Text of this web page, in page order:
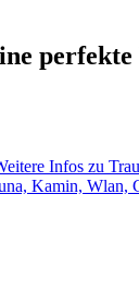
Infos zu
Kamin, Wlan,